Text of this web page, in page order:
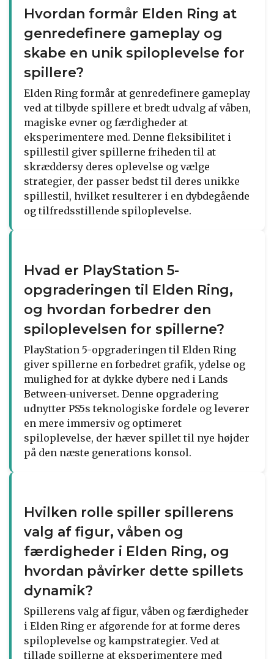
Hvordan formår Elden Ring at
genredefinere gameplay og
skabe en unik spiloplevelse for
spillere?
Elden Ring formår at genredefinere gameplay
ved at tilbyde spillere et bredt udvalg af våben,
magiske evner og færdigheder at
eksperimentere med. Denne fleksibilitet i
spillestil giver spillerne friheden til at
skræddersy deres oplevelse og vælge
strategier, der passer bedst til deres unikke
spillestil, hvilket resulterer i en dybdegående
og tilfredsstillende spiloplevelse.
Hvad er PlayStation 5-
opgraderingen til Elden Ring,
og hvordan forbedrer den
spiloplevelsen for spillerne?
PlayStation 5-opgraderingen til Elden Ring
giver spillerne en forbedret grafik, ydelse og
mulighed for at dykke dybere ned i Lands
Between-universet. Denne opgradering
udnytter PS5s teknologiske fordele og leverer
en mere immersiv og optimeret
spiloplevelse, der hæver spillet til nye højder
på den næste generations konsol.
Hvilken rolle spiller spillerens
valg af figur, våben og
færdigheder i Elden Ring, og
hvordan påvirker dette spillets
dynamik?
Spillerens valg af figur, våben og færdigheder
i Elden Ring er afgørende for at forme deres
spiloplevelse og kampstrategier. Ved at
tillade spillerne at eksperimentere med